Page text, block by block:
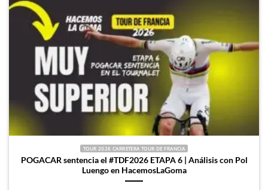
TOUR 2026 CARRETERA TOUR DE FRANCIA
POGACAR sentencia el #TDF2026 ETAPA 6 | Análisis con Pol
Luengo en HacemosLaGoma